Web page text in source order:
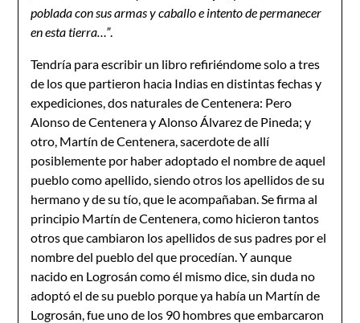
poblada con sus armas y caballo e intento de permanecer
en esta tierra…”.
Tendría para escribir un libro refiriéndome solo a tres
de los que partieron hacia Indias en distintas fechas y
expediciones, dos naturales de Centenera: Pero
Alonso de Centenera y Alonso Álvarez de Pineda; y
otro, Martín de Centenera, sacerdote de allí
posiblemente por haber adoptado el nombre de aquel
pueblo como apellido, siendo otros los apellidos de su
hermano y de su tío, que le acompañaban. Se firma al
principio Martín de Centenera, como hicieron tantos
otros que cambiaron los apellidos de sus padres por el
nombre del pueblo del que procedían. Y aunque
nacido en Logrosán como él mismo dice, sin duda no
adoptó el de su pueblo porque ya había un Martín de
Logrosán, fue uno de los 90 hombres que embarcaron